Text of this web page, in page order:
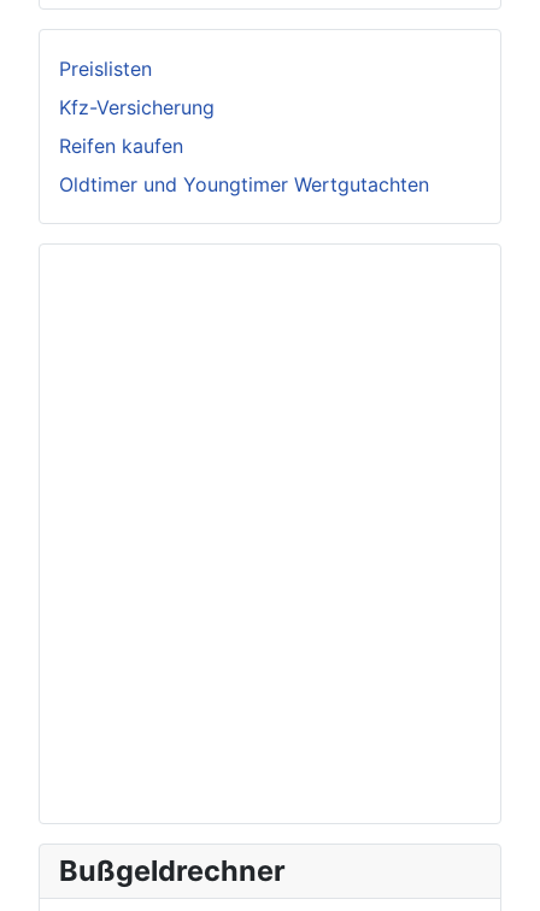
Preislisten
Kfz-Versicherung
Reifen kaufen
Oldtimer und Youngtimer Wertgutachten
Bußgeldrechner